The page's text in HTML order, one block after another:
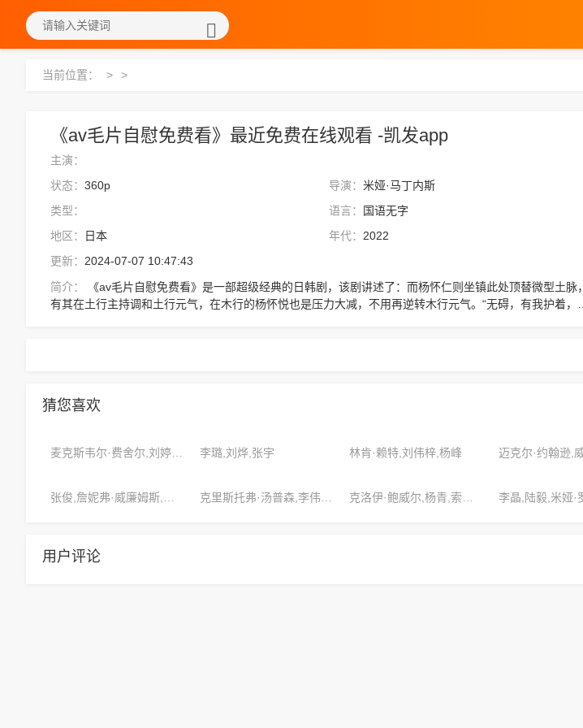
当前位置： > >
《av毛片自慰免费看》最近免费在线观看 -凯发app
主演：
状态： 360p 导演： 米娅·马丁内斯
类型：
语言：
国语无字
地区：
日本 年代： 2022
更新： 2024-07-07 10:47:43
简介：
有其在土行主持调和土行元气，在木行的杨怀悦也是压力大减，不用再逆转木行元气。“无碍，有我护着，你
猜您喜欢
李璐,刘烨,张宇 林肯·赖特,刘伟梓,杨峰
用户评论